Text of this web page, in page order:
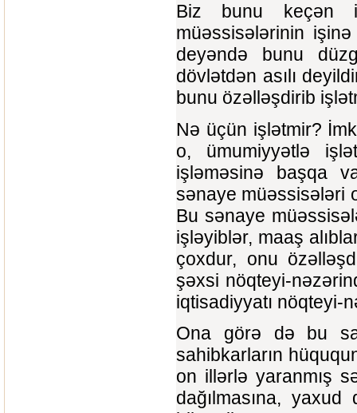
Biz bunu keçən
müəssisələrinin
deyəndə bunu
dövlətdən asılı
bunu özəlləşdirib
Nə üçün işlətmir?
o, ümumiyyətlə
işləməsinə başqa
sənaye müəssisələri
Bu sənaye
işləyiblər, maaş
çoxdur, onu
şəxsi nöqteyi-
iqtisadiyyatı nöqteyi-
Ona görə də bu
sahibkarların
on illərlə yaranmış
dağılmasına,